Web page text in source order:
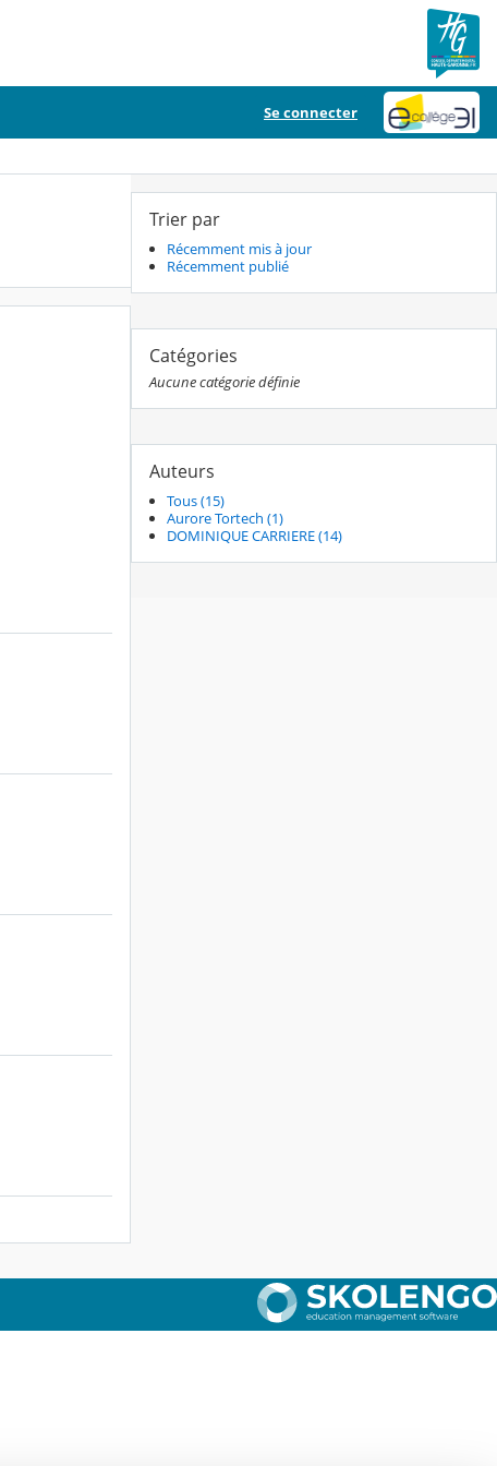
Se connecter
Trier par
Récemment mis à jour
Récemment publié
Catégories
Aucune catégorie définie
Auteurs
Tous (15)
Aurore Tortech (1)
DOMINIQUE CARRIERE (14)